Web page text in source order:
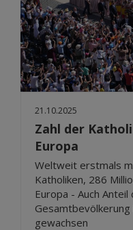
21.10.2025
Zahl der
Europa
Weltweit erstmals
Katholiken, 286
Europa - Auch
gewachsen